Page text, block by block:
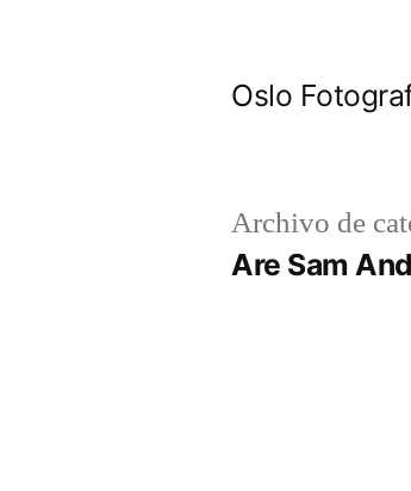
Oslo
Archivo de
Are Sam